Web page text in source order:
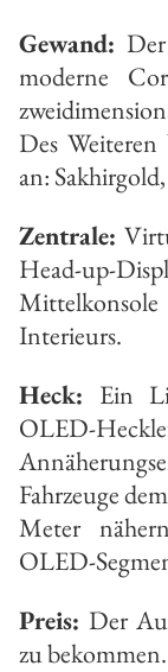
Gewand:
moderne
Des
an:
Zentrale:
Head-up-
Interieurs.
Heck: Ein
OLED-
Fahrzeuge
Meter
OLED-
Preis: Der
zu bekommen.